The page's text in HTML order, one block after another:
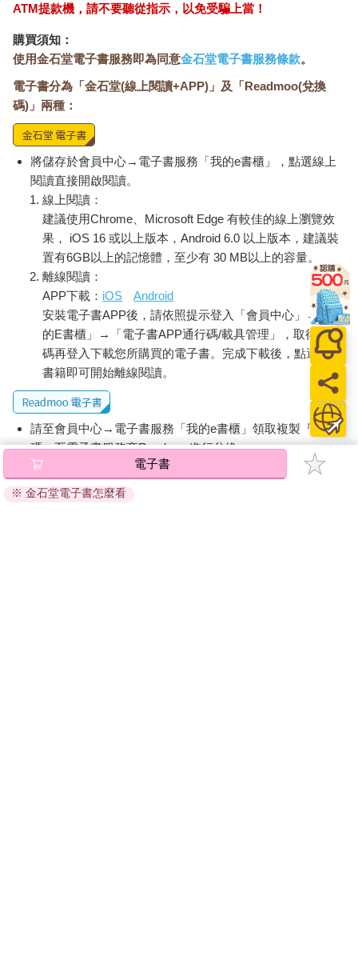
座城市蜿蜒曲折的街道將行人吞沒，然後又將行人毫髮無傷地展
來，頭上頂著一個大托盤，上面擺放剛出爐的麵包。斑鳩站在屋
頂上，謹慎地監視著下方的一切。在歐斯曼蘇丹蘇萊曼於十六世
紀建造的沙色城牆外，車流堵在那裡，人們的脾氣和汽車喇叭聲
一起升高。
今日，如同在世界宗教首都中心的每一天，上演著敬拜的場面。
在巨大西牆（Western Wall）下，猶太教徒在蔚藍天空下來回擺
動身體祈禱，其他人一動也不動地靠在牆上，手掌、鼻子和額頭
都緊緊貼在牆上，虔誠得令人難忘。古老的石頭給人安慰。在耶
穌受苦難之路（Via Dolorosa）上，一些很早就來的朝聖者在十字
架站前擺姿勢拍照；然後全然沉浸在環境和情緒中，跪下禮拜。
在數百公尺外的復活教堂裡，一幕活生生的教派分裂意識場景呈
現著，一個科普特修士靠在一根孤零零的蠟燭旁邊守夜，周圍都
是競爭者——方濟會修士、希臘、亞美尼亞和敘利亞教會。即使
在這個神聖空間的屋頂上，神學教義和領地戰鬥也仍持續著，在
那裡，一群身穿黑袍的衣索比亞修士貧窮地生活在漏風的泥屋
裡，他們嚴陣以待，與科普特人（及以色列國）爭奪供電和衛生
設施。這些古老的基督宗教最神聖空間裡的教會長老，對於爭鬥
早已不陌生，教士群體之間的暴力行為隨著季節變化不時爆發
（他們在這裡爭奪鑰匙），在那裡為了關閉禮拜堂大門，信仰者
大打出手，證明了人類能從狹小的空間中找出爭執的能力。
我在夏日的陽光下瞇著眼睛，走進一個三十七英畝的四邊形地
帶，這裡被描述為世界上最能引發衝突的土地所有物之一。猶太
人稱這裡為聖殿山（Temple Mount），是猶太教最神聖之地，久
遠又模糊不清的最高聖地和第一猶太聖殿的位置。對穆斯林而
言，這裡是高貴聖地（Haram al Sharif），是穆斯林第三大聖地
阿葛誜清真寺及岩石圓頂清真寺所在之處。對猶太教徒、基督宗
ATM提款機，請不要聽從指示，以免受騙上當！
購買須知：
使用金石堂電子書服務即為同意金石堂電子書服務條款。
電子書分為「金石堂(線上閱讀+APP)」及「Readmoo(兌換
碼)」兩種：
將儲存於會員中心→電子書服務「我的e書櫃」，點選線上
閱讀直接開啟閱讀。
線上閱讀：
建議使用Chrome、Microsoft Edge 有較佳的線上瀏覽效
果， iOS 16 或以上版本，Android 6.0 以上版本，建議裝
置有6GB以上的記憶體，至少有 30 MB以上的容量。
離線閱讀：
APP下載： iOS
Android
安裝電子書APP後，請依照提示登入「會員中心」→「我
的E書櫃」→「電子書APP通行碼/載具管理」，取得通行
碼再登入下載您所購買的電子書。完成下載後，點選任一
書籍即可開始離線閱讀。
請至會員中心→電子書服務「我的e書櫃」領取複製『兌換
碼』至電子書服務商Readmoo進行兌換。
退換貨須知：
因版權保護，您在金石堂所購買的電子書僅能以金石堂專屬
電子書
※ 金石堂電子書怎麼看